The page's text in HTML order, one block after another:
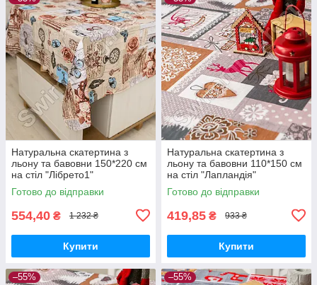
Натуральна скатертина з
льону та бавовни 150*220 см
на стіл "Лібрето1"
Готово до відправки
554,40 ₴ 1 232 ₴
Купити
Натуральна скатертина з
льону та бавовни 110*150 см
на стіл "Лапландія"
Готово до відправки
419,85 ₴ 933 ₴
Купити
–55% –55%